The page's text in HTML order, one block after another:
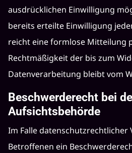
ausdrücklichen Einwilligung
bereits erteilte Einwilligung
reicht eine formlose Mitteilung
Rechtmäßigkeit der bis zum
Datenverarbeitung bleibt vom
Beschwerderecht bei
Aufsichtsbehörde
Im Falle datenschutzrechtlicher
Betroffenen ein